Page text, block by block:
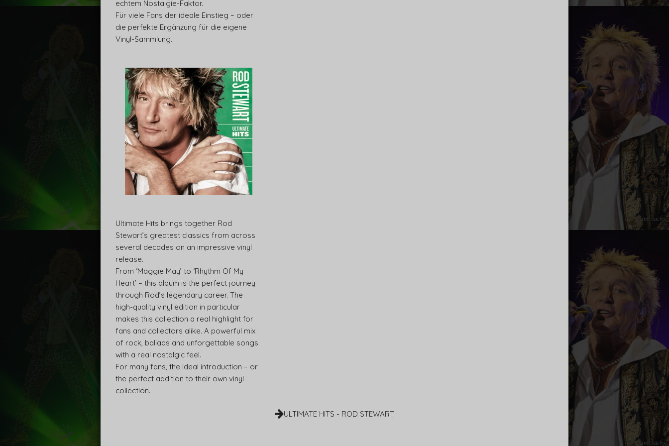
echtem Nostalgie-Faktor.
Für viele Fans der ideale Einstieg – oder
die perfekte Ergänzung für die eigene
Vinyl-Sammlung.
Ultimate Hits brings together Rod
Stewart’s greatest classics from across
several decades on an impressive vinyl
release.
From ‘Maggie May’ to ‘Rhythm Of My
Heart’ – this album is the perfect journey
through Rod’s legendary career. The
high-quality vinyl edition in particular
makes this collection a real highlight for
fans and collectors alike. A powerful mix
of rock, ballads and unforgettable songs
with a real nostalgic feel.
For many fans, the ideal introduction – or
the perfect addition to their own vinyl
collection.
ULTIMATE HITS - ROD STEWART